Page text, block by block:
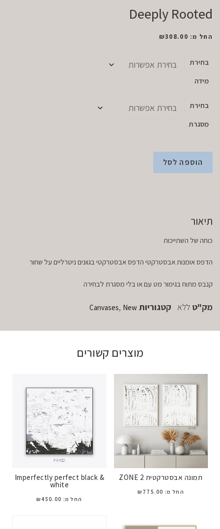
Deeply Rooted
החל מ: ₪308.00
בחירת
מידה
בחירת
מסגרת
הוספה לסל
תיאור
כוחה של השתייכות
הדפס אומנות אבסטרקטי הדפס אבסטרקטי בגוונים ניטרליים על שחור
קנבס מתוח בגימור מט עם או בלי מסגרת לבחירה
מק"ט ללא קטגוריות Canvases, New
מוצרים קשורים
תמונה אבסטרקטית ZONE 2
החל מ: ₪ 775.00
Imperfectly perfect black &
white
החל מ: ₪450.00